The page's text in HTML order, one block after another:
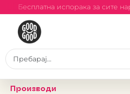
Бесплатна испорака за сите
Производи